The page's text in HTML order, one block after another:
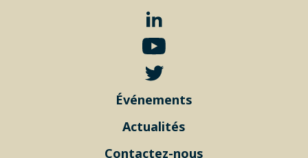
Événements
Actualités
Contactez-nous